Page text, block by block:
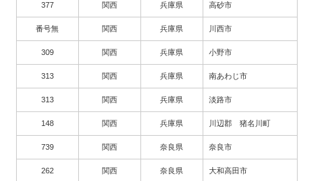
377 関西 兵庫県 高砂市
番号無 関西 兵庫県 川西市
309 関西 兵庫県 小野市
313 関西 兵庫県 南あわじ市
313 関西 兵庫県 淡路市
148 関西 兵庫県 川辺郡 猪名川町
739 関西 奈良県 奈良市
262 関西 奈良県 大和高田市